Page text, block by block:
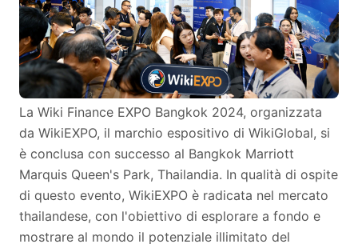
La Wiki Finance EXPO Bangkok 2024, organizzata
da WikiEXPO, il marchio espositivo di WikiGlobal, si
è conclusa con successo al Bangkok Marriott
Marquis Queen's Park, Thailandia. In qualità di ospite
di questo evento, WikiEXPO è radicata nel mercato
thailandese, con l'obiettivo di esplorare a fondo e
mostrare al mondo il potenziale illimitato del